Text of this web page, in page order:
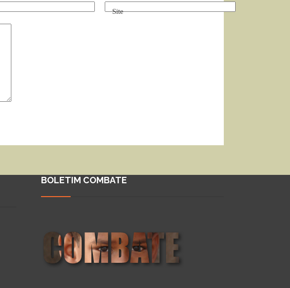
Site
BOLETIM COMBATE